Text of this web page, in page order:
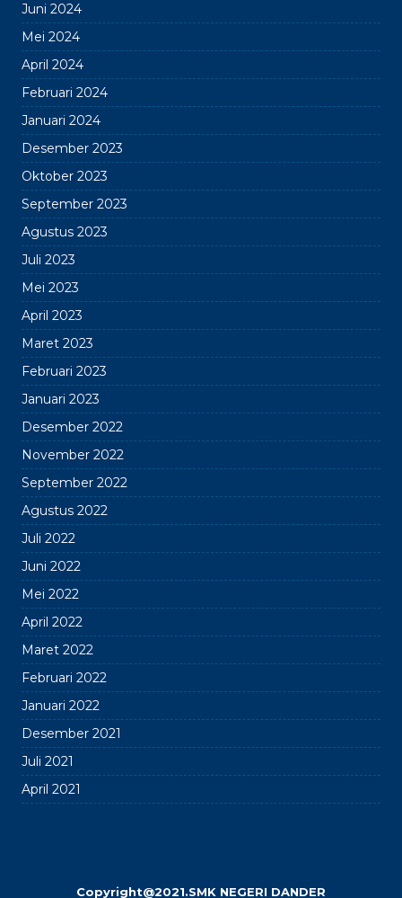
Juni 2024
Mei 2024
April 2024
Februari 2024
Januari 2024
Desember 2023
Oktober 2023
September 2023
Agustus 2023
Juli 2023
Mei 2023
April 2023
Maret 2023
Februari 2023
Januari 2023
Desember 2022
November 2022
September 2022
Agustus 2022
Juli 2022
Juni 2022
Mei 2022
April 2022
Maret 2022
Februari 2022
Januari 2022
Desember 2021
Juli 2021
April 2021
Copyright@2021.SMK NEGERI DANDER